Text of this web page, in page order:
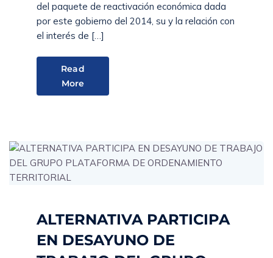
del paquete de reactivación económica dada
por este gobierno del 2014, su y la relación con
el interés de […]
Read
More
ALTERNATIVA PARTICIPA
EN DESAYUNO DE